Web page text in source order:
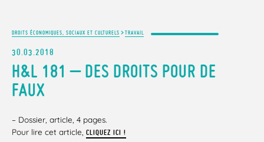
DROITS ÉCONOMIQUES, SOCIAUX ET CULTURELS >TRAVAIL
30.03.2018
H&L 181 – DES DROITS POUR DE
FAUX
– Dossier, article, 4 pages.
Pour lire cet article, CLIQUEZ ICI !